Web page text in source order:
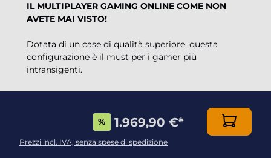
IL MULTIPLAYER GAMING ONLINE COME NON
AVETE MAI VISTO!
Dotata di un case di qualità superiore, questa
configurazione è il must per i gamer più
intransigenti.
, uno dei modelli più
veloci sul mercato, e sfruttando lafenomenale
potenza 3D del processore AMD Ryzen 7 9700X
8x 3.8Ghz (max 5.5Ghz), potrete giocare a
% 1.969,90 €*
Prezzi incl. IVA, senza spese di spedizione